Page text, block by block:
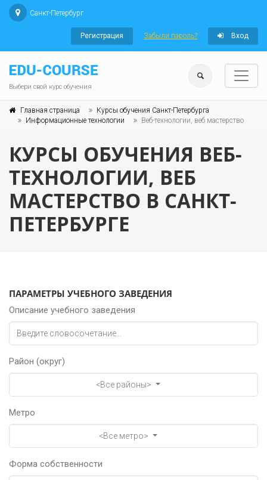
Санкт-Петербург
Регистрация Забыли пароль? Вход
Выбери свой курс обучения
Главная страница
Курсы обучения Санкт-Петербурга
Информационные технологии
Веб-технологии, веб мастерство
КУРСЫ ОБУЧЕНИЯ ВЕБ-
ТЕХНОЛОГИИ, ВЕБ
МАСТЕРСТВО В САНКТ-
ПЕТЕРБУРГЕ
ПАРАМЕТРЫ УЧЕБНОГО ЗАВЕДЕНИЯ
Описание учебного заведения
Район (округ)
<Все районы>
Метро
<Все метро>
Форма собственности